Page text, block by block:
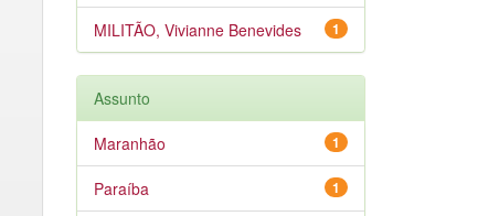
1
MILITÃO, Vivianne Benevides
Assunto
1
Maranhão
1
Paraíba